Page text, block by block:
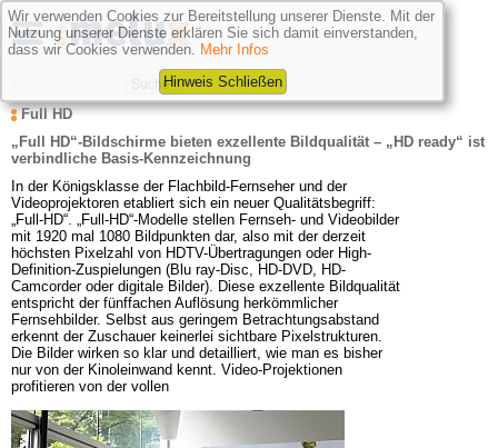
Full HD
„Full HD“-Bildschirme bieten exzellente Bildqualität – „HD ready“ ist
verbindliche Basis-Kennzeichnung
In der Königsklasse der Flachbild-Fernseher und der
Videoprojektoren etabliert sich ein neuer Qualitätsbegriff:
„Full-HD“. „Full-HD“-Modelle stellen Fernseh- und Videobilder
mit 1920 mal 1080 Bildpunkten dar, also mit der derzeit
höchsten Pixelzahl von HDTV-Übertragungen oder High-
Definition-Zuspielungen (Blu ray-Disc, HD-DVD, HD-
Camcorder oder digitale Bilder). Diese exzellente Bildqualität
entspricht der fünffachen Auflösung herkömmlicher
Fernsehbilder. Selbst aus geringem Betrachtungsabstand
erkennt der Zuschauer keinerlei sichtbare Pixelstrukturen.
Die Bilder wirken so klar und detailliert, wie man es bisher
nur von der Kinoleinwand kennt. Video-Projektionen
profitieren von der vollen
Wir verwenden Cookies zur Bereitstellung unserer Dienste. Mit der
Nutzung unserer Dienste erklären Sie sich damit einverstanden,
dass wir Cookies verwenden. Mehr Infos
Hinweis Schließen